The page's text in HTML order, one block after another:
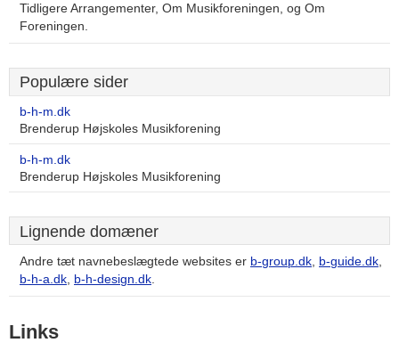
Tidligere Arrangementer, Om Musikforeningen, og Om
Foreningen.
Populære sider
b-h-m.dk
Brenderup Højskoles Musikforening
b-h-m.dk
Brenderup Højskoles Musikforening
Lignende domæner
Andre tæt navnebeslægtede websites er b-group.dk, b-guide.dk,
b-h-a.dk, b-h-design.dk.
Links